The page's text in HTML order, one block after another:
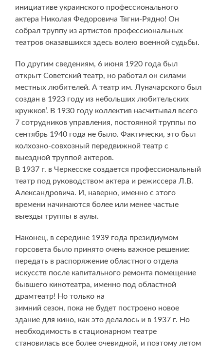
инициативе украинского профессионального
актера Николая Федоровича Тягни-Рядно! Он
собрал труппу из артистов профессиональных
театров оказавшихся здесь волею военной судьбы.
По другим сведениям, 6 июня 1920 года был
открыт Советский театр, но работал он силами
местных любителей. А театр им. Луначарского был
создан в 1923 году из небольших любительских
кружков’. В 1930 году коллектив насчитывал всего
7 сотрудников управления, постоянной труппы по
сентябрь 1940 года не было. Фактически, это был
колхозно-совхозный передвижной театр с
выездной труппой актеров.
В 1937 г. в Черкесске создается профессиональный
театр под руководством актера и режиссера Л.В.
Александровича. И, наверно, именно с этого
времени начинаются более или менее частые
выезды труппы в аулы.
Наконец, в середине 1939 года президиумом
горсовета было принято очень важное решение:
передать в распоряжение областного отдела
искусств после капитального ремонта помещение
бывшего кинотеатра, именно под областной
драмтеатр! Но только на
зимний сезон, пока не будет построено новое
здание для кино, как это делалось и в 1937 г. Но
необходимость в стационарном театре
становилась все более очевидной, и поэтому летом